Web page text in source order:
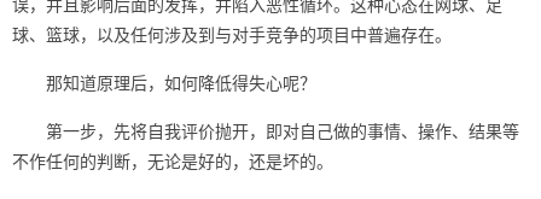
误，并且影响后面的发挥，并陷入恶性循环。这种心态在网球、足
球、篮球，以及任何涉及到与对手竞争的项目中普遍存在。
那知道原理后，如何降低得失心呢？
第一步，先将自我评价抛开，即对自己做的事情、操作、结果等
不作任何的判断，无论是好的，还是坏的。